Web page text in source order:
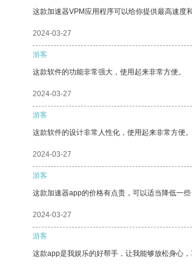
这款加速器VPM应用程序可以给你提供最高速度
2024-03-27
游客
这款软件的功能非常强大，使用起来非常方便。
2024-03-27
游客
这款软件的设计非常人性化，使用起来非常方便。
2024-03-27
游客
这款加速器app的价格有点贵，可以适当降低一些
2024-03-27
游客
这款app是我娱乐的好帮手，让我能够放松身心，